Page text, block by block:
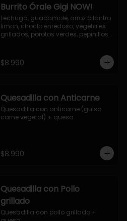
Burrito Órale Gigi NOW!
Lechuga, guacamole, arroz cilantro
limon, choclo enredoso, vegetales
grillados, porotos verdes, pepinillos
$8.990
Quesadilla con Anticarne
Quesadilla con anticarne (guiso
carne vegetal) + queso
$8.990
Quesadilla con Pollo
grillado
Quesadilla con pollo grillado +